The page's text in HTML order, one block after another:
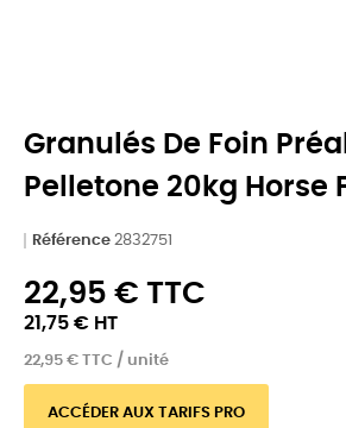
Granulés De Foin
Pelletone 20kg Horse
Référence 2832751
22,95 € TTC
21,75 € HT
22,95 € TTC / unité
ACCÉDER AUX TARIFS PRO